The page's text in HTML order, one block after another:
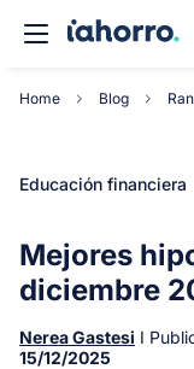
Home Blog
Educación financiera
Mejores
diciembre
Nerea Gastesi I
15/12/2025